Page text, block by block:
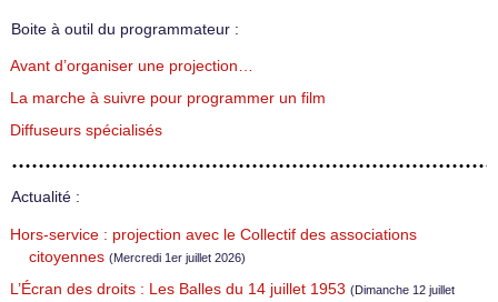
Boite à outil du programmateur :
Avant d’organiser une projection…
La marche à suivre pour programmer un film
Diffuseurs spécialisés
Actualité :
Hors-service : projection avec le Collectif des associations
citoyennes (Mercredi 1er juillet 2026)
L’Écran des droits : Les Balles du 14 juillet 1953 (Dimanche 12 juillet